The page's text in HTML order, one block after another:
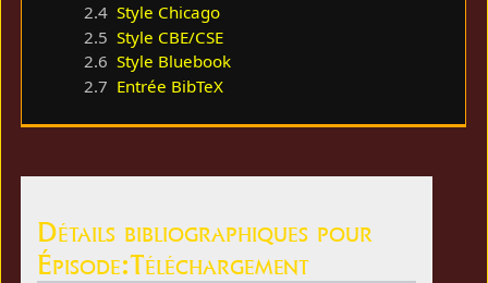
2.4 Style Chicago
2.5 Style CBE/CSE
2.6 Style Bluebook
2.7 Entrée BibTeX
Détails bibliographiques pour
Épisode:Téléchargement